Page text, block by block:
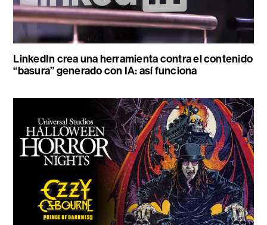
LinkedIn crea una herramienta contra el contenido
“basura” generado con IA: así funciona